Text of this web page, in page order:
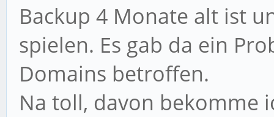
Backup 4 Monate alt ist
spielen. Es gab da ein
Domains betroffen.
Na toll, davon bekomme